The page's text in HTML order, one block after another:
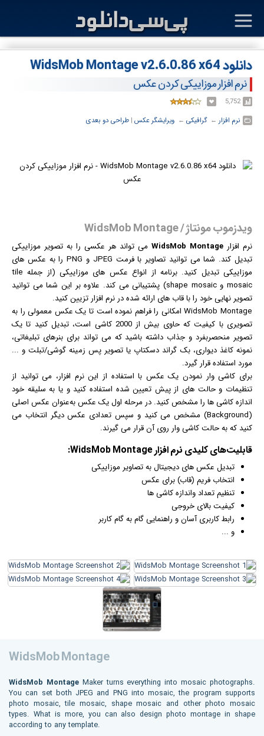
دانلود WidsMob Montage v2.6.0.86 x64
نرم افزار موزاییکی کردن عکس
5,752
نرم افزار ← ‏گرافیکی ← ‏ ویرایشگر عکس ‏| طراحی دو بعدی
ویدزموب مونتاژ / WidsMob Montage
نرم افزار WidsMob Montage می تواند هر عکسی را به تصویر موزاییکی
تبدیل کند. شما می توانید تصاویر با فرمت JPEG و PNG را به عکس های
موزاییکی تبدیل کنید. برنامه از انواع عکس های موزاییکی (از جمله tile
mosaic و shape mosaic) پشتیبانی می کند. علاوه بر این شما می توانید
تصویر نهایی خود را با قاب های ارائه شده در نرم افزار تزیین کنید.
WidsMob Montage امکانی را فراهم نموده است تا یک عکس معمولی را به
تصویری با کیفیت که حاوی بیش از 2000 کاشی است، تبدیل کنید تا یک
تصویر منحصربفرد و جذاب داشته باشید که می تواند برای بنرهای تبلیغاتی،
نمونه کاغذ دیواری، بک گراند دسکتاپ یا تصویر پس زمینه گوشی/تبلت و ...
مورد استفاده قرار گیرد.
برای کاشی وار نمودن یک عکس با استفاده از این نرم افزار، می توانید از
تنظیمات و حالت های از پیش تعیین شده استفاده کنید و یا به سلیقه خود
اندازه کاشی ها را مشخص کنید. در مرحله اول یک عکس به‌عنوان عکس اصلی
(Background) مشخص می کنید و سپس تعدادی عکس دیگر انتخاب می
کنید که به حالت کاشی وار روی آن قرار می گیرند.
قابلیت‌های کلیدی نرم افزار
تبدیل عکسهای دیجیتال به تصاویر موزاییکی
انتخاب فریم (قاب) برای عکس
تنظیم تعداد واندازه کاشی ها
کیفیت بالای خروجی
رابط کاربری آسان و راهنمایی گام به گام کاربر
و ...
WidsMob Montage
WidsMob MontageMaker turns everything into mosaic photographs.
You can set both JPEG and PNG into mosaic, the program supports
photo mosaic, tile mosaic, shape mosaic and other photo mosaic
types. What is more, you can also design photo montage in shape
according to any template.